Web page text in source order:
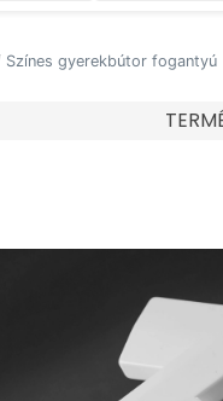
Színes gyerekbútor fogantyú